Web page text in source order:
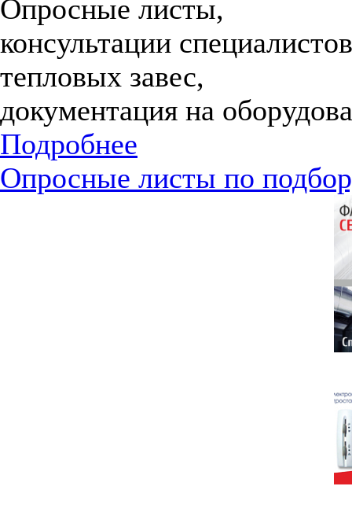
Опросные листы,
консультации
тепловых завес,
документация на
Подробнее
Опросные листы по